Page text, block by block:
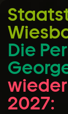
Zum
Zum Footer
Die
wieder
2027: